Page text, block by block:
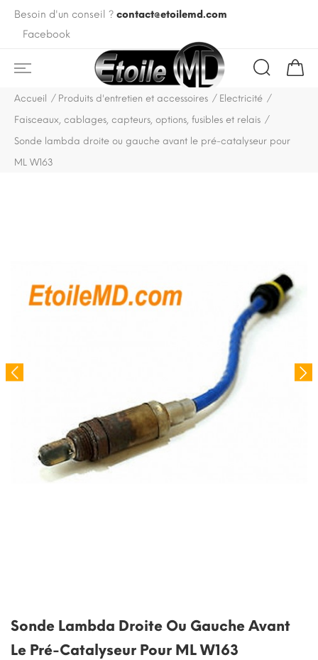
Besoin d'un conseil ? contact@etoilemd.com
Facebook
Accueil Produits d'entretien et accessoires
Electricité
Faisceaux, cablages, capteurs, options, fusibles et relais
Sonde lambda droite ou gauche avant le pré-catalyseur pour
ML W163
Sonde Lambda Droite Ou Gauche Avant
Le Pré-Catalyseur Pour ML W163